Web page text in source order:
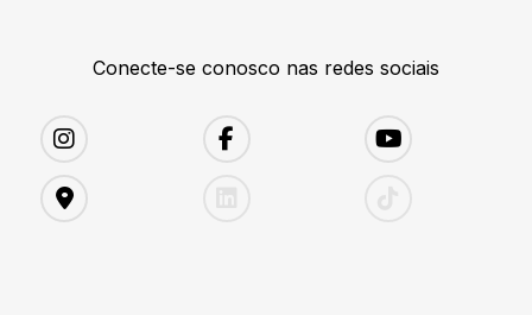
Conecte-se conosco nas redes sociais